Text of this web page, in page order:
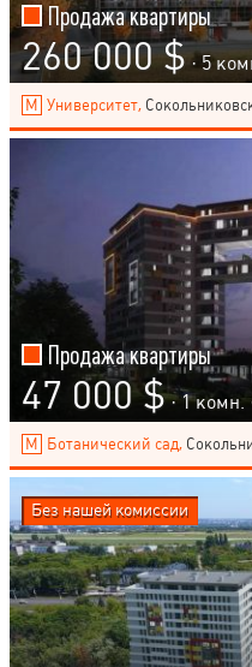
Продажа квартиры
260 000 $ · 5
Университет,
Продажа квартиры
47 000 $ · 1 комн.
Ботанический сад,
Без нашей комиссии